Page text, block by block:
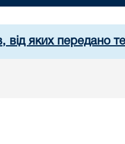
від яких передано